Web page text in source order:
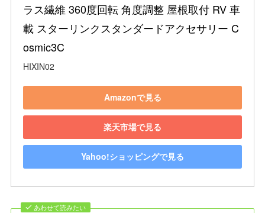
ラス繊維 360度回転 角度調整 屋根取付 RV 車
載 スターリンクスタンダードアクセサリー C
osmic3C
HIXIN02
Amazonで見る
楽天市場で見る
Yahoo!ショッピングで見る
あわせて読みたい